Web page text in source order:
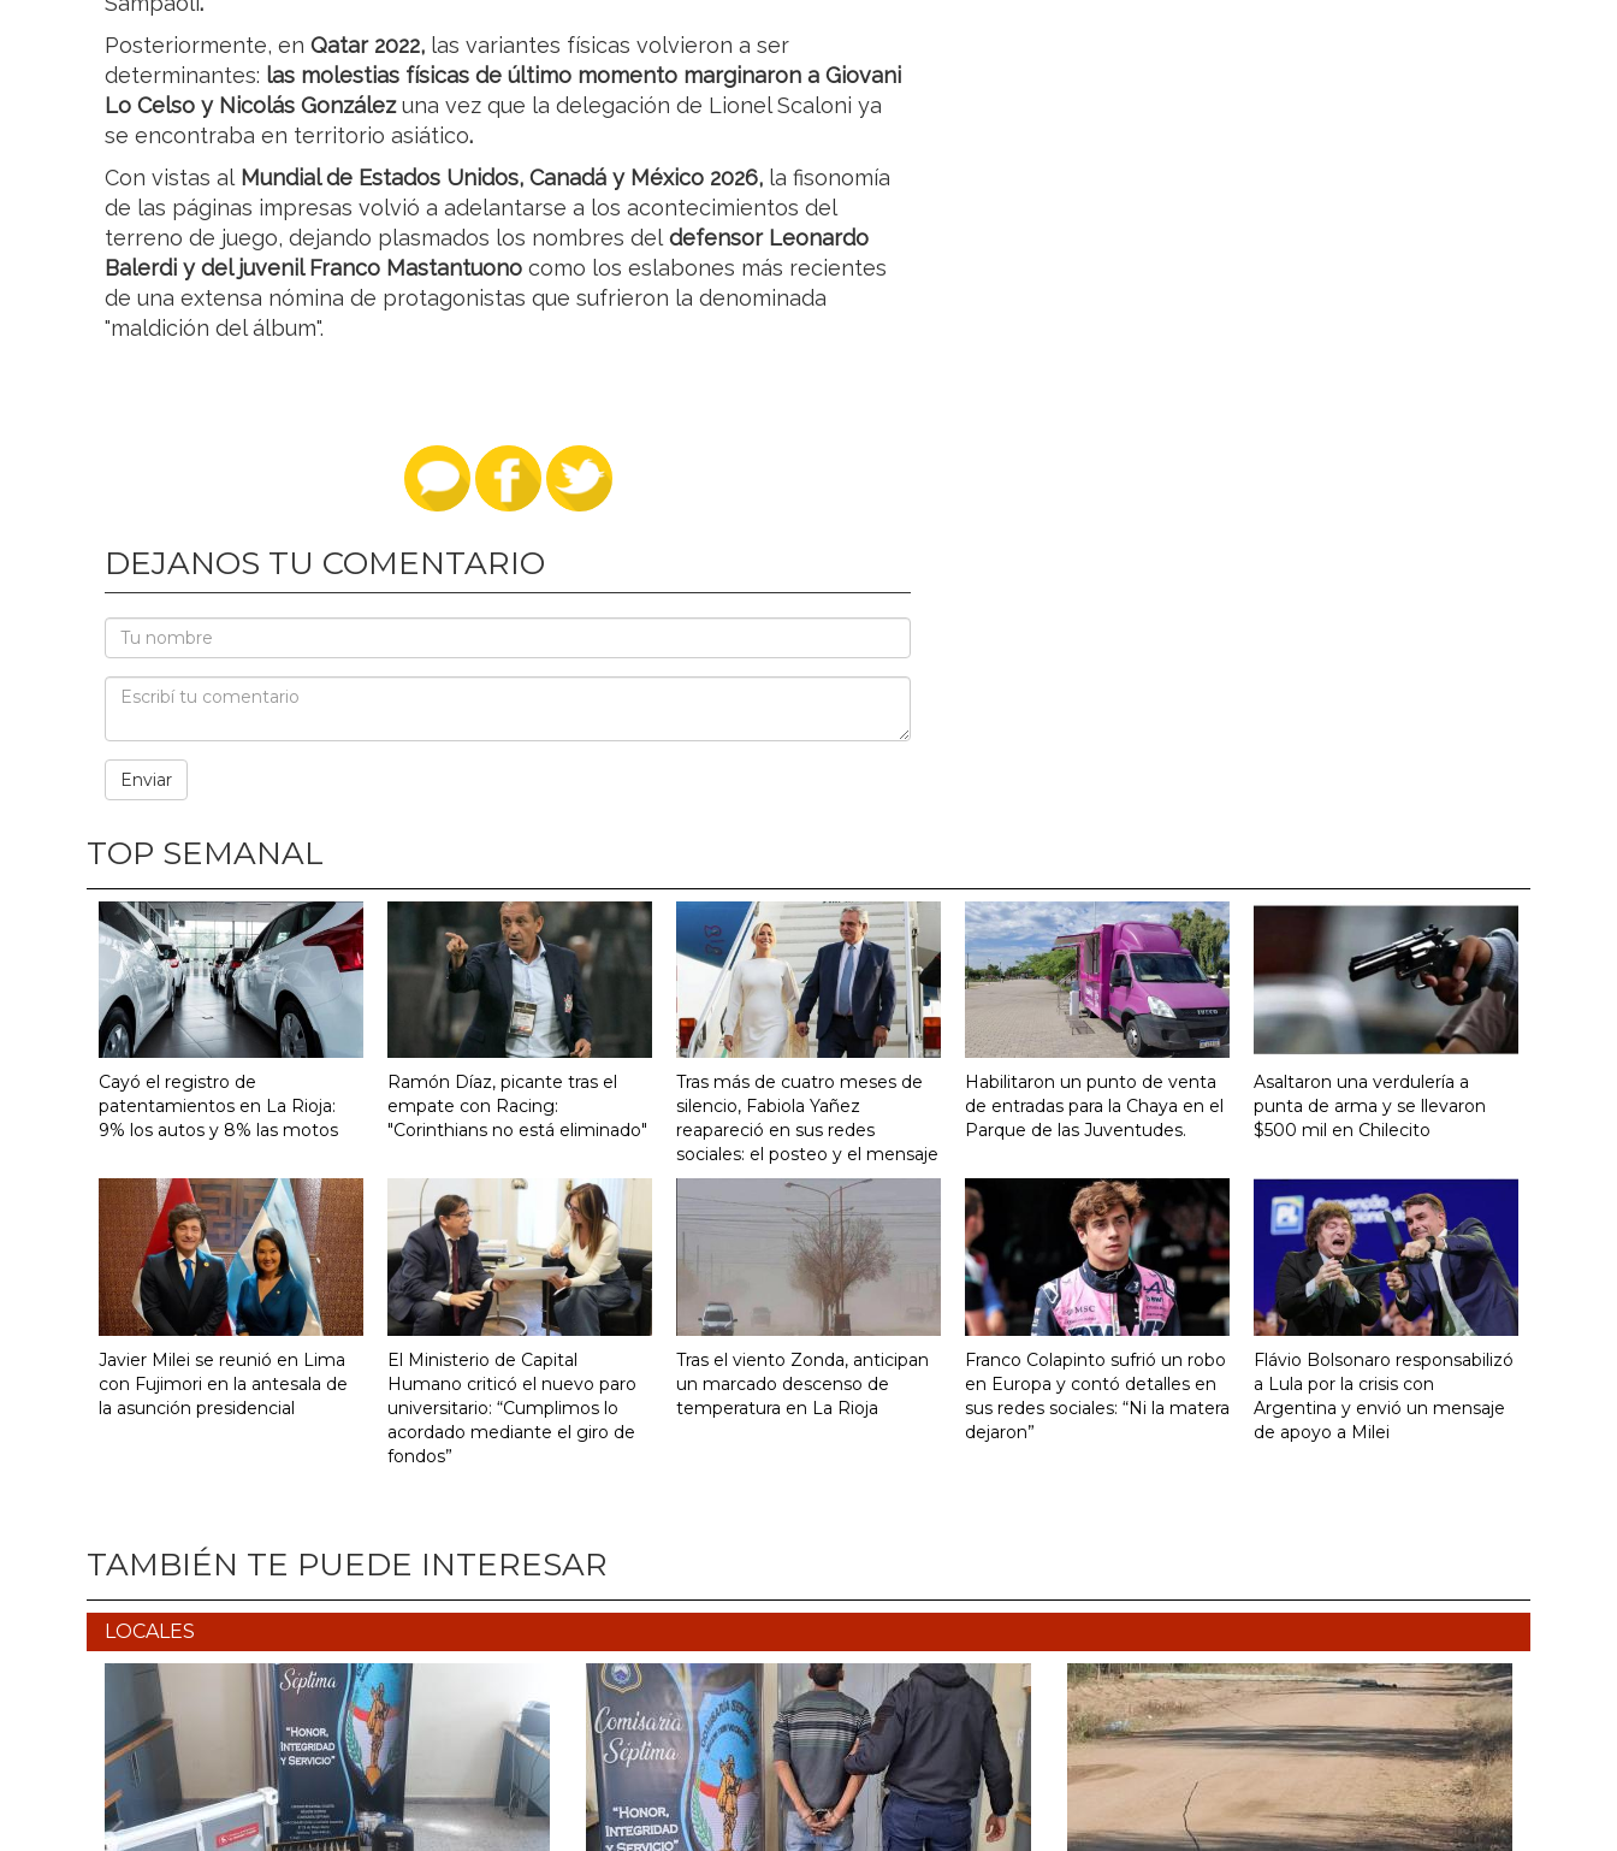
Posteriormente, en Qatar 2022, las variantes físicas volvieron a ser
determinantes: las molestias físicas de último momento marginaron a Giovani
Lo Celso y Nicolás Gonzálezuna vez que la delegación de Lionel Scaloni ya
se encontraba en territorio asiático.
Con vistas al Mundial de Estados Unidos, Canadá y México 2026, la fisonomía
de las páginas impresas volvió a adelantarse a los acontecimientos del
terreno de juego, dejando plasmados los nombres del defensor Leonardo
Balerdi y del juvenil Franco Mastantuono como los eslabones más recientes
de una extensa nómina de protagonistas que sufrieron la denominada
"maldición del álbum".
DEJANOS TU COMENTARIO
TOP SEMANAL
Cayó el registro de
patentamientos en La Rioja:
9% los autos y 8% las motos
Ramón Díaz, picante tras el
empate con Racing:
"Corinthians no está eliminado"
Tras más de cuatro meses de
silencio, Fabiola Yañez
reapareció en sus redes
sociales: el posteo y el mensaje
Habilitaron un punto de venta
de entradas para la Chaya en el
Parque de las Juventudes.
Asaltaron una verdulería a
punta de arma y se llevaron
$500 mil en Chilecito
Javier Milei se reunió en Lima
con Fujimori en la antesala de
la asunción presidencial
El Ministerio de Capital
Humano criticó el nuevo paro
universitario: “Cumplimos lo
acordado mediante el giro de
fondos”
Tras el viento Zonda, anticipan
un marcado descenso de
temperatura en La Rioja
Franco Colapinto sufrió un robo
en Europa y contó detalles en
sus redes sociales: “Ni la matera
dejaron”
Flávio Bolsonaro responsabilizó
a Lula por la crisis con
Argentina y envió un mensaje
de apoyo a Milei
TAMBIÉN TE PUEDE INTERESAR
LOCALES